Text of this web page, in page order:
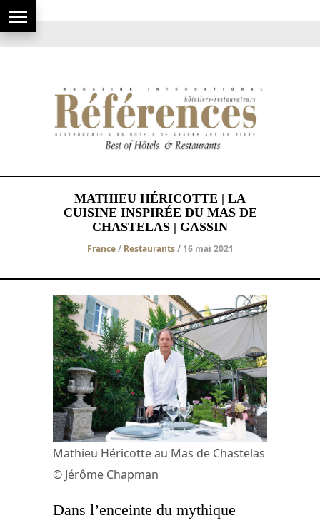
MATHIEU HÉRICOTTE | LA
CUISINE INSPIRÉE DU MAS DE
CHASTELAS | GASSIN
France/ Restaurants/ 16 mai 2021
Mathieu Héricotte au Mas de Chastelas
© Jérôme Chapman
Dans l’enceinte du mythique